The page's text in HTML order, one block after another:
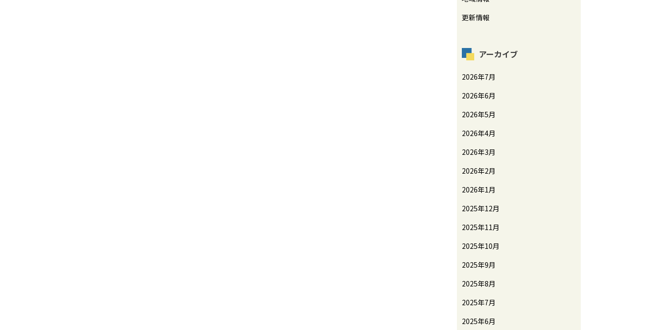
更新情報
アーカイブ
2026年7月
2026年6月
2026年5月
2026年4月
2026年3月
2026年2月
2026年1月
2025年12月
2025年11月
2025年10月
2025年9月
2025年8月
2025年7月
2025年6月